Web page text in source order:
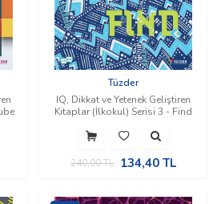
Tüzder
​IQ, Dikkat ve Yetenek Geliştiren
Kitaplar (İlkokul) Serisi 3 - Find
240,00TL 134,40 TL